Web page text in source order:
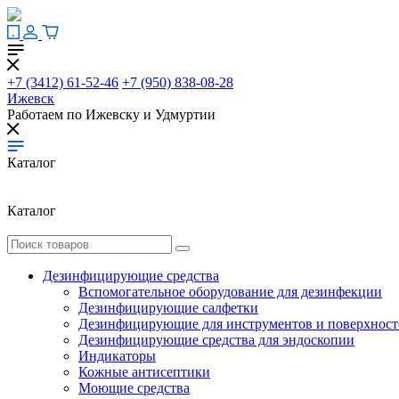
+7 (3412) 61-52-46 +7 (950) 838-08-28
Ижевск
Работаем по Ижевску и Удмуртии
Каталог
Каталог
Дезинфицирующие средства
Вспомогательное оборудование для дезинфекции
Дезинфицирующие салфетки
Дезинфицирующие для инструментов и
Дезинфицирующие средства для эндоскопии
Индикаторы
Кожные антисептики
Моющие средства